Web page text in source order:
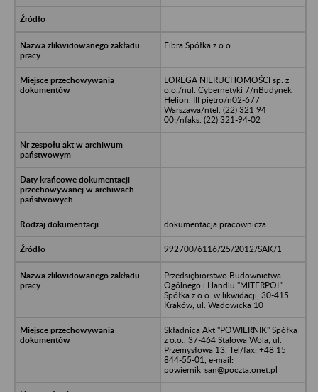
Fibra Spółka z o.o.
LOREGA NIERUCHOMOŚCI sp. z
o.o./nul. Cybernetyki 7/nBudynek
Helion, III piętro/n02-677
Warszawa/ntel. (22) 321 94
00;/nfaks. (22) 321-94-02
dokumentacja pracownicza
992700/6116/25/2012/SAK/1
Przedsiębiorstwo Budownictwa
Ogólnego i Handlu "MITERPOL"
Spółka z o.o. w likwidacji, 30-415
Kraków, ul. Wadowicka 10
Składnica Akt "POWIERNIK" Spółka
z o.o., 37-464 Stalowa Wola, ul.
Przemysłowa 13, Tel/fax: +48 15
844-55-01, e-mail:
powiernik_san@poczta.onet.pl